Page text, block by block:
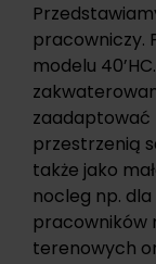
pracowniczy.
modelu
zaadaptować
przestrzenią
także jako
nocleg np.
pracowników
terenowych